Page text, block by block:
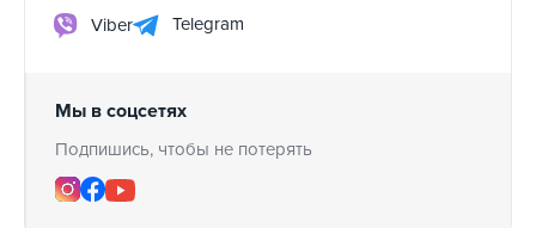
Viber
Telegram
Мы в соцсетях
Подпишись, чтобы не потерять